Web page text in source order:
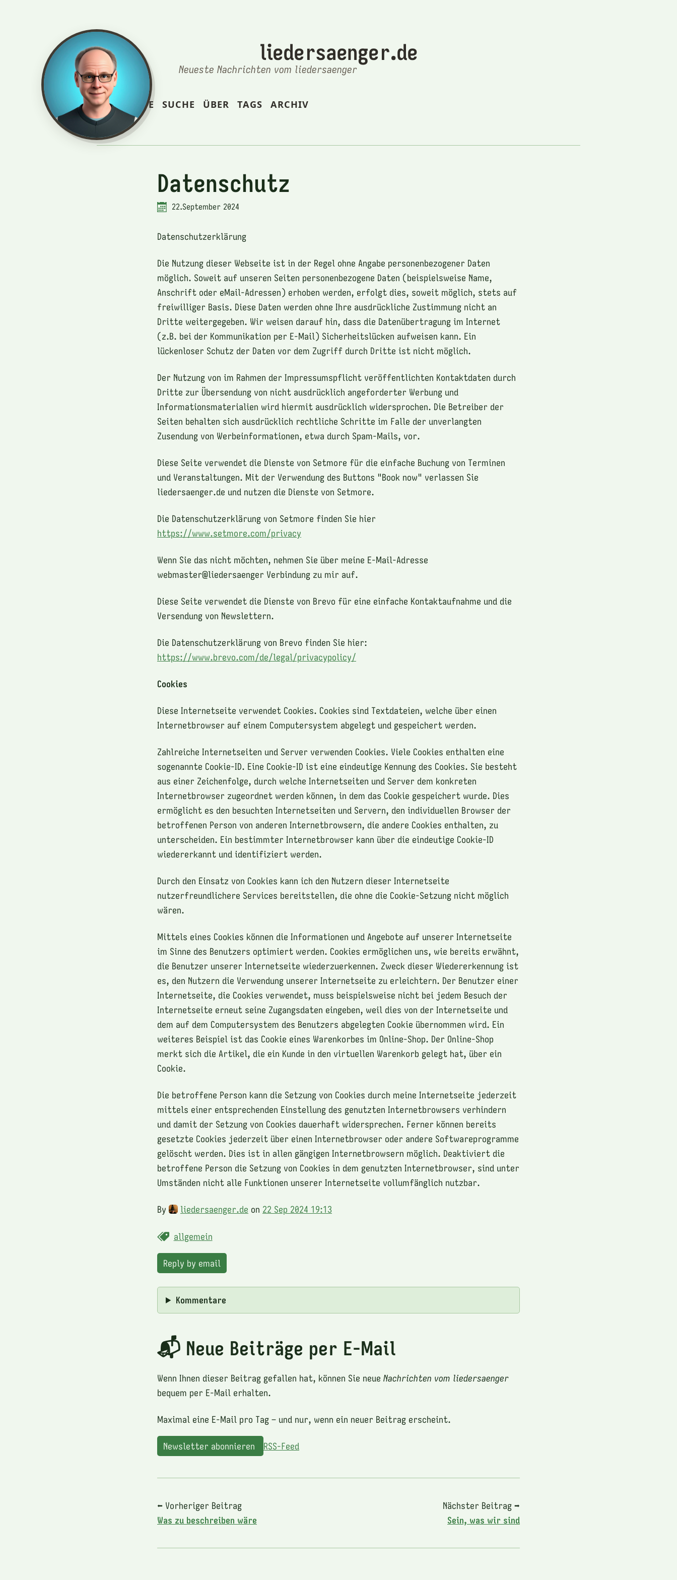
liedersaenger.de
Neueste Nachrichten vom liedersaenger
STARTSEITE SUCHE ÜBER TAGS ARCHIV
Datenschutz
22.September 2024
Datenschutzerklärung
Die Nutzung dieser Webseite ist in der Regel ohne Angabe personenbezogener Daten
möglich. Soweit auf unseren Seiten personenbezogene Daten (beispielsweise Name,
Anschrift oder eMail-Adressen) erhoben werden, erfolgt dies, soweit möglich, stets auf
freiwilliger Basis. Diese Daten werden ohne Ihre ausdrückliche Zustimmung nicht an
Dritte weitergegeben. Wir weisen darauf hin, dass die Datenübertragung im Internet
(z.B. bei der Kommunikation per E-Mail) Sicherheitslücken aufweisen kann. Ein
lückenloser Schutz der Daten vor dem Zugriff durch Dritte ist nicht möglich.
Der Nutzung von im Rahmen der Impressumspflicht veröffentlichten Kontaktdaten durch
Dritte zur Übersendung von nicht ausdrücklich angeforderter Werbung und
Informationsmaterialien wird hiermit ausdrücklich widersprochen. Die Betreiber der
Seiten behalten sich ausdrücklich rechtliche Schritte im Falle der unverlangten
Zusendung von Werbeinformationen, etwa durch Spam-Mails, vor.
Diese Seite verwendet die Dienste von Setmore für die einfache Buchung von Terminen
und Veranstaltungen. Mit der Verwendung des Buttons "Book now" verlassen Sie
liedersaenger.de und nutzen die Dienste von Setmore.
Die Datenschutzerklärung von Setmore finden Sie hier
https://www.setmore.com/privacy
Wenn Sie das nicht möchten, nehmen Sie über meine E-Mail-Adresse
webmaster@liedersaenger Verbindung zu mir auf.
Diese Seite verwendet die Dienste von Brevo für eine einfache Kontaktaufnahme und die
Versendung von Newslettern.
Die Datenschutzerklärung von Brevo finden Sie hier:
https://www.brevo.com/de/legal/privacypolicy/
Cookies
Diese Internetseite verwendet Cookies. Cookies sind Textdateien, welche über einen
Internetbrowser auf einem Computersystem abgelegt und gespeichert werden.
Zahlreiche Internetseiten und Server verwenden Cookies. Viele Cookies enthalten eine
sogenannte Cookie-ID. Eine Cookie-ID ist eine eindeutige Kennung des Cookies. Sie besteht
aus einer Zeichenfolge, durch welche Internetseiten und Server dem konkreten
Internetbrowser zugeordnet werden können, in dem das Cookie gespeichert wurde. Dies
ermöglicht es den besuchten Internetseiten und Servern, den individuellen Browser der
betroffenen Person von anderen Internetbrowsern, die andere Cookies enthalten, zu
unterscheiden. Ein bestimmter Internetbrowser kann über die eindeutige Cookie-ID
wiedererkannt und identifiziert werden.
Durch den Einsatz von Cookies kann ich den Nutzern dieser Internetseite
nutzerfreundlichere Services bereitstellen, die ohne die Cookie-Setzung nicht möglich
wären.
Mittels eines Cookies können die Informationen und Angebote auf unserer Internetseite
im Sinne des Benutzers optimiert werden. Cookies ermöglichen uns, wie bereits erwähnt,
die Benutzer unserer Internetseite wiederzuerkennen. Zweck dieser Wiedererkennung ist
es, den Nutzern die Verwendung unserer Internetseite zu erleichtern. Der Benutzer einer
Internetseite, die Cookies verwendet, muss beispielsweise nicht bei jedem Besuch der
Internetseite erneut seine Zugangsdaten eingeben, weil dies von der Internetseite und
dem auf dem Computersystem des Benutzers abgelegten Cookie übernommen wird. Ein
weiteres Beispiel ist das Cookie eines Warenkorbes im Online-Shop. Der Online-Shop
merkt sich die Artikel, die ein Kunde in den virtuellen Warenkorb gelegt hat, über ein
Cookie.
Die betroffene Person kann die Setzung von Cookies durch meine Internetseite jederzeit
mittels einer entsprechenden Einstellung des genutzten Internetbrowsers verhindern
und damit der Setzung von Cookies dauerhaft widersprechen. Ferner können bereits
gesetzte Cookies jederzeit über einen Internetbrowser oder andere Softwareprogramme
gelöscht werden. Dies ist in allen gängigen Internetbrowsern möglich. Deaktiviert die
betroffene Person die Setzung von Cookies in dem genutzten Internetbrowser, sind unter
Umständen nicht alle Funktionen unserer Internetseite vollumfänglich nutzbar.
By liedersaenger.de on 22 Sep 2024 19:13
allgemein
Reply by email
Kommentare
📬 Neue Beiträge per E-Mail
Wenn Ihnen dieser Beitrag gefallen hat, können Sie neue Nachrichten vom liedersaenger
bequem per E-Mail erhalten.
Maximal eine E-Mail pro Tag – und nur, wenn ein neuer Beitrag erscheint.
Newsletter abonnieren RSS-Feed
⬅ Vorheriger Beitrag
Was zu beschreiben wäre
Nächster Beitrag ➡
Sein, was wir sind